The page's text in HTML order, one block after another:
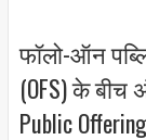
फॉलो-ऑन
(OFS) के बीच
Public